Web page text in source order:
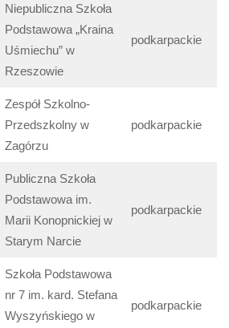
Niepubliczna Szkoła
Podstawowa „Kraina
Uśmiechu” w
Rzeszowie
podkarpackie
Zespół Szkolno-
Przedszkolny w
Zagórzu
podkarpackie
Publiczna Szkoła
Podstawowa im.
Marii Konopnickiej w
Starym Narcie
podkarpackie
Szkoła Podstawowa
nr 7 im. kard. Stefana
Wyszyńskiego w
podkarpackie